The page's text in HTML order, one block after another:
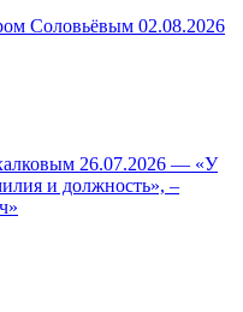
Соловьёвым 02.08.2026
26.07.2026 — «У
и должность», –